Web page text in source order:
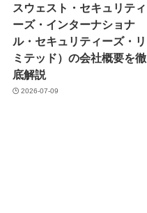
スウェスト・セキュリティ
ーズ・インターナショナ
ル・セキュリティーズ・リ
ミテッド）の会社概要を徹
底解説
2026-07-09